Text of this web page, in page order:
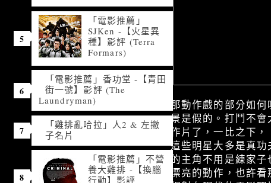
那動作戲的部分如
景是假的。打鬥不
作片了，一比之下
這些明星大多是真
的主角不用是練家
漂亮的動作，也許
「電影推薦」
SJKen -【火星異
種】影評 (Terra
Formars)
「電影推薦」香功堂 -【青田
街一號】影評 (The
Laundryman)
「雞排亂哈拉」人2 & 左撇
子名片
「電影推薦」不營
養大雞排 -【換腦
行動】影評